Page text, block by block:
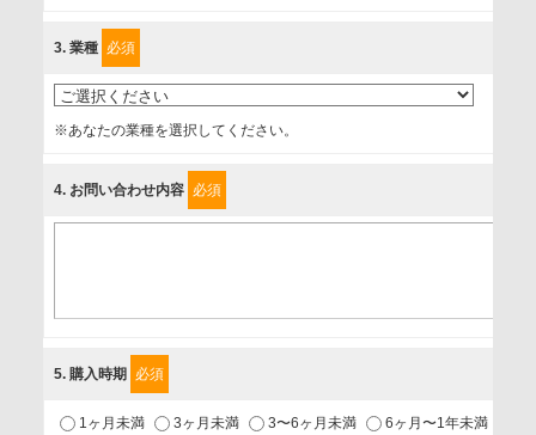
上げます。
事業者名
個人情報保護責任者
1.当社が取り扱う商品・サービスに関するご案内
2.当社が開催（主催・共催・協賛）するセミナーなど、各種イ
3. 業種 必須
※あなたの業種を選択してください。
4. お問い合わせ内容 必須
5. 購入時期 必須
1ヶ月未満 3ヶ月未満 3〜6ヶ月未満 6ヶ月〜1年未満